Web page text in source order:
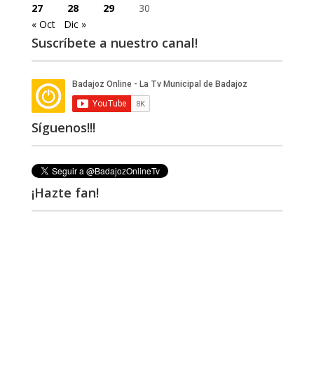
27
28 29
30
« Oct
Dic »
Suscríbete a nuestro canal!
Síguenos!!!
¡Hazte fan!